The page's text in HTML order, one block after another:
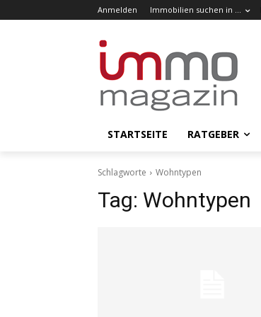
Anmelden Immobilien suchen in …
STARTSEITE RATGEBER
Schlagworte Wohntypen
Tag: Wohntypen